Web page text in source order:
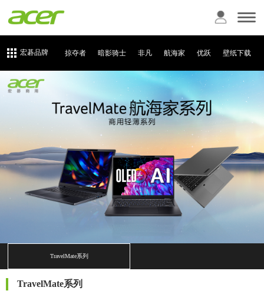
宏碁品牌 掠夺者 暗影骑士 非凡 航海家 优跃 壁纸下载
TravelMate系列
TravelMate系列